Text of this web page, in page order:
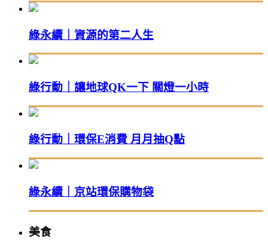
綠永續｜資源的第二人生
綠行動｜讓地球QK一下 關燈一小時
綠行動｜環保E消費 月月抽Q點
綠永續｜京站環保購物袋
美食